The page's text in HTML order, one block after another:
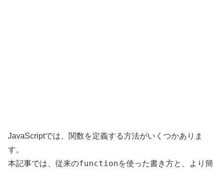
JavaScriptでは、関数を定義する方法がいくつかありま
す。
本記事では、従来のfunctionを使った書き方と、より簡